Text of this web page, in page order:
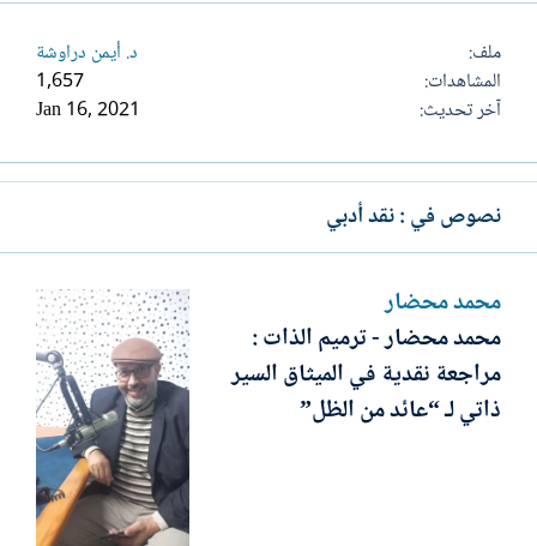
ملف
د. أيمن دراوشة
المشاهدات
1,657
آخر تحديث
Jan 16, 2021
نصوص في : نقد أدبي
محمد محضار
محمد محضار - ترميم الذات :
مراجعة نقدية في الميثاق السير
ذاتي لـ “عائد من الظل”